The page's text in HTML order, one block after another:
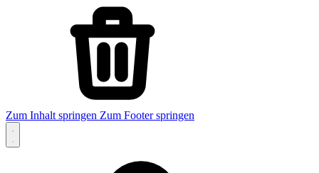
Zum Inhalt springen Zum Footer springen